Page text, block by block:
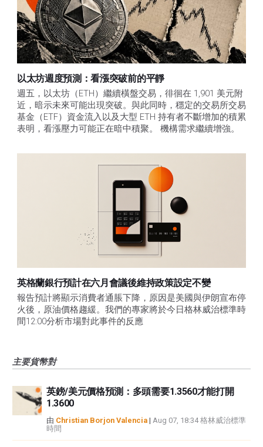
以太坊週度預測：看漲突破前的平靜
週五，以太坊（ETH）繼續橫盤交易，徘徊在 1,901 美元附
近，暗示未來可能出現突破。與此同時，穩定的交易所交易
基金（ETF）資金流入以及大型 ETH 持有者不斷增加的積累
表明，看漲壓力可能正在暗中積聚。 機構需求繼續增強。
英格蘭銀行預計在六月會議後維持政策設定不變
報告預計將顯示消費者通脹下降，原因是美國與伊朗宣布停
火後，原油價格趨緩。我們的專家將於今日格林威治標準時
間12:00分析市場對此事件的反應
主要貨幣對
英鎊/美元價格預測：多頭需要1.3560才能打開
1.3600
由 Christian Borjon Valencia | Aug 07, 18:34 格林威治標準
時間